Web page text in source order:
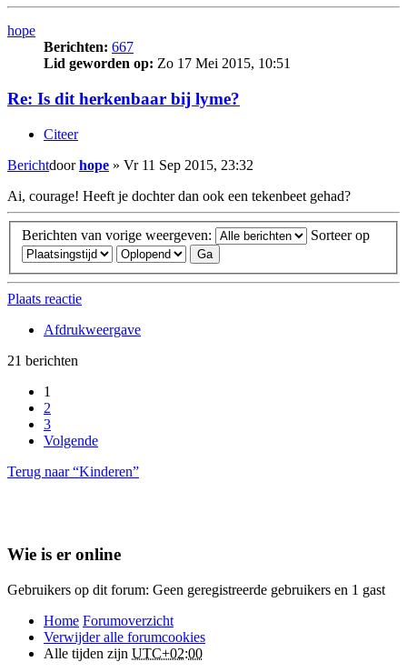
hope
Berichten: 667
Lid geworden op: Zo 17 Mei 2015, 10:51
Re: Is dit herkenbaar bij lyme?
Citeer
Berichtdoorhope » Vr 11 Sep 2015, 23:32
Ai, courage! Heeft je dochter dan ook een tekenbeet gehad?
Berichten van vorige weergeven: Sorteer op
Plaats reactie
Afdrukweergave
21 berichten
1
2
3
Volgende
Terug naar “Kinderen”
Wie is er online
Gebruikers op dit forum: Geen geregistreerde gebruikers en 1 gast
Home Forumoverzicht
Verwijder alle forumcookies
Alle tijden zijn UTC+02:00